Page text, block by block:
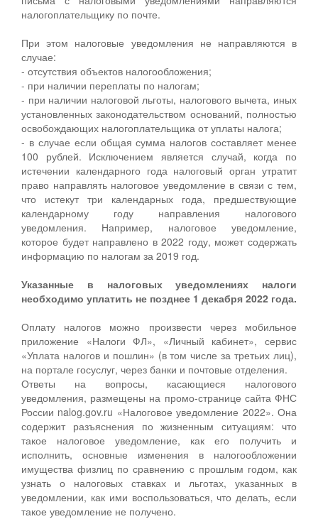
налогоплательщику по почте.
При этом налоговые уведомления не направляются в
случае:
- отсутствия объектов налогообложения;
- при наличии переплаты по налогам;
- при наличии налоговой льготы, налогового вычета, иных
установленных законодательством оснований, полностью
освобождающих налогоплательщика от уплаты налога;
- в случае если общая сумма налогов составляет менее
100 рублей. Исключением является случай, когда по
истечении календарного года налоговый орган утратит
право направлять налоговое уведомление в связи с тем,
что истекут три календарных года, предшествующие
календарному году направления налогового
уведомления. Например, налоговое уведомление,
которое будет направлено в 2022 году, может содержать
информацию по налогам за 2019 год.
Указанные в налоговых уведомлениях налоги
необходимо уплатить не позднее 1 декабря 2022 года.
Оплату налогов можно произвести через мобильное
приложение «Налоги ФЛ», «Личный кабинет», сервис
«Уплата налогов и пошлин» (в том числе за третьих лиц),
на портале госуслуг, через банки и почтовые отделения.
Ответы на вопросы, касающиеся налогового
уведомления, размещены на промо-странице сайта ФНС
России nalog.gov.ru «Налоговое уведомление 2022». Она
содержит разъяснения по жизненным ситуациям: что
такое налоговое уведомление, как его получить и
исполнить, основные изменения в налогообложении
имущества физлиц по сравнению с прошлым годом, как
узнать о налоговых ставках и льготах, указанных в
уведомлении, как ими воспользоваться, что делать, если
такое уведомление не получено.